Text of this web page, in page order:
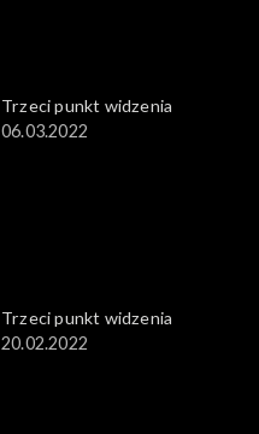
Trzeci punkt widzenia
06.03.2022
Trzeci punkt widzenia
20.02.2022